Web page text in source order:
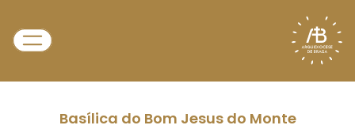
Basílica do Bom Jesus do Monte